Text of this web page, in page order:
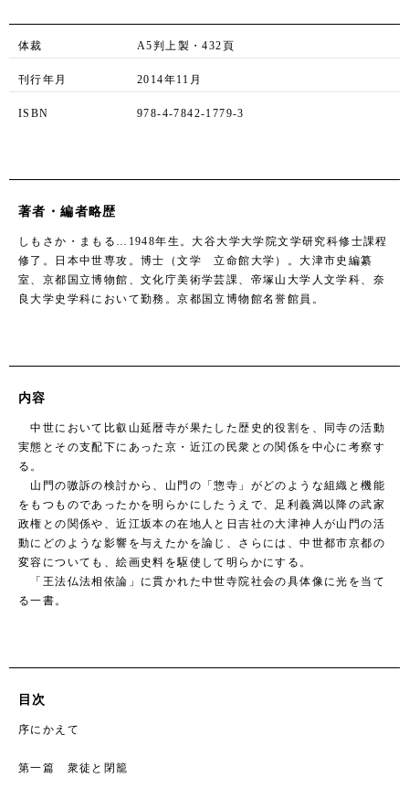
体裁 A5判上製・432頁
刊行年月 2014年11月
ISBN 978-4-7842-1779-3
著者・編者略歴
しもさか・まもる…1948年生。大谷大学大学院文学研究科修士課程
修了。日本中世専攻。博士（文学 立命館大学）。大津市史編纂
室、京都国立博物館、文化庁美術学芸課、帝塚山大学人文学科、奈
良大学史学科において勤務。京都国立博物館名誉館員。
内容
中世において比叡山延暦寺が果たした歴史的役割を、同寺の活動
実態とその支配下にあった京・近江の民衆との関係を中心に考察す
る。
山門の嗷訴の検討から、山門の「惣寺」がどのような組織と機能
をもつものであったかを明らかにしたうえで、足利義満以降の武家
政権との関係や、近江坂本の在地人と日吉社の大津神人が山門の活
動にどのような影響を与えたかを論じ、さらには、中世都市京都の
変容についても、絵画史料を駆使して明らかにする。
「王法仏法相依論」に貫かれた中世寺院社会の具体像に光を当て
る一書。
目次
序にかえて
第一篇 衆徒と閉籠